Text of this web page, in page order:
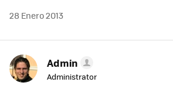
28 Enero 2013
Admin
Administrator